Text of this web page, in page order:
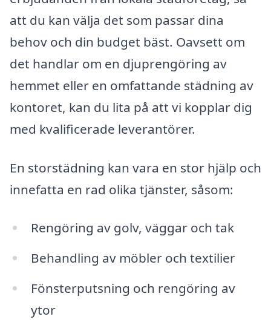
att du kan välja det som passar dina
behov och din budget bäst. Oavsett om
det handlar om en djuprengöring av
hemmet eller en omfattande städning av
kontoret, kan du lita på att vi kopplar dig
med kvalificerade leverantörer.
En storstädning kan vara en stor hjälp och
innefatta en rad olika tjänster, såsom:
Rengöring av golv, väggar och tak
Behandling av möbler och textilier
Fönsterputsning och rengöring av
ytor